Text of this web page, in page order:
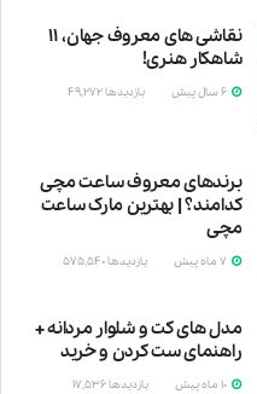
نقاشی های معروف جهان، ۱۱
شاهکار هنری!
بازدیدها49,272
برندهای معروف ساعت مچی
کدامند؟ | بهترین مارک ساعت
مچی
بازدیدها575,540
مدل های کت و شلوار مردانه +
راهنمای ست کردن و خرید
بازدیدها17,536